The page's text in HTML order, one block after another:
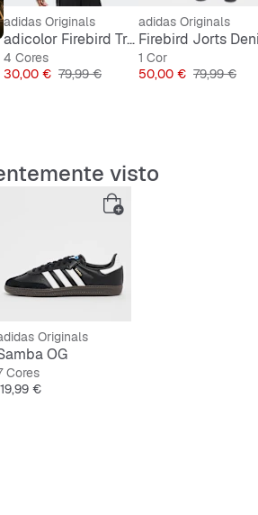
adidas Originals
adicolor Firebird Tracktop
4 Cores
Preço
30,00 € Preço original
79,99 €
adidas Originals
Firebird Jorts
1 Cor
Preço
50,00 € Preço
79,99 €
visto
Originals
OG
Cores
€